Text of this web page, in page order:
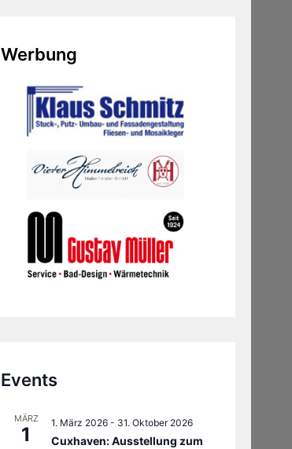
Werbung
Events
MÄRZ
1
1. März 2026 - 31. Oktober 2026
Cuxhaven: Ausstellung zum